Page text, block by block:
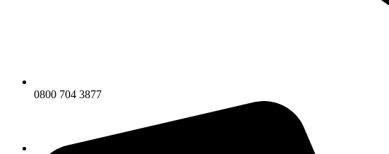
0800 704 3877